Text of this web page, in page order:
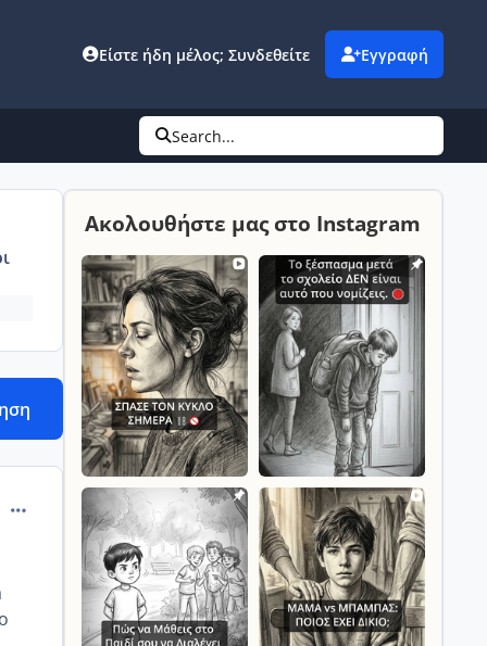
Είστε ήδη μέλος; Συνδεθείτε Εγγραφή
Search...
comment_894936
Ακολουθήστε μας στο Instagram